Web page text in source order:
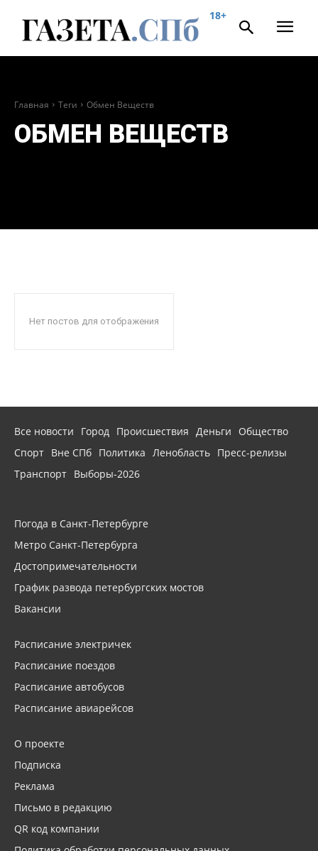
18+
Главная Теги Обмен Веществ
ОБМЕН ВЕЩЕСТВ
Нет постов для отображения
Все новости Город Происшествия Деньги
Общество
Спорт Вне СПб Политика Ленобласть Пресс-релизы
Транспорт Выборы-2026
Погода в Санкт-Петербурге
Метро Санкт-Петербурга
Достопримечательности
График развода петербургских мостов
Вакансии
Расписание электричек
Расписание поездов
Расписание автобусов
Расписание авиарейсов
О проекте
Подписка
Реклама
Письмо в редакцию
QR код компании